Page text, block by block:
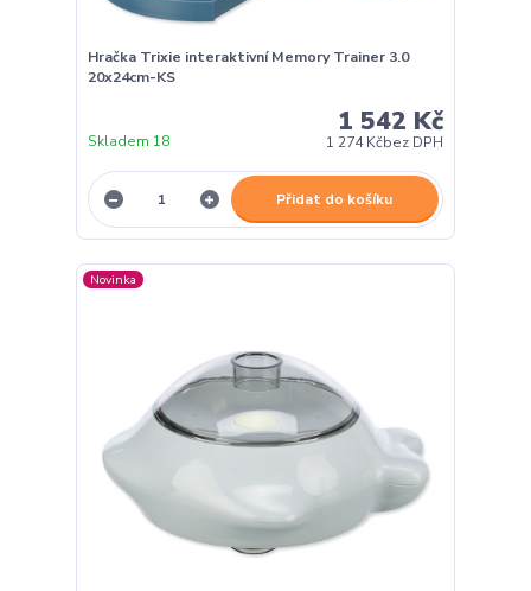
Hračka Trixie interaktivní Memory Trainer 3.0
20x24cm-KS
1 542 Kč
1 274 Kčbez DPH
Skladem 18
Přidat do košíku
Novinka